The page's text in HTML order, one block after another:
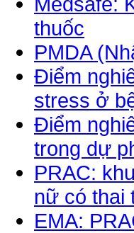
thuốc
PMDA
Điểm
stress ở
Điểm
trong dự
PRAC:
nữ có thai
EMA: